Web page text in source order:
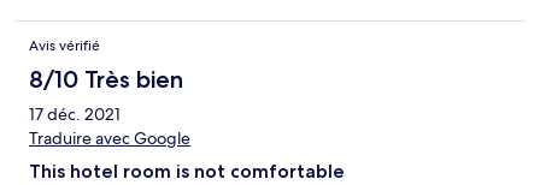
Avis vérifié
8/10 Très bien
17 déc. 2021
Traduire avec Google
This hotel room is not comfortable